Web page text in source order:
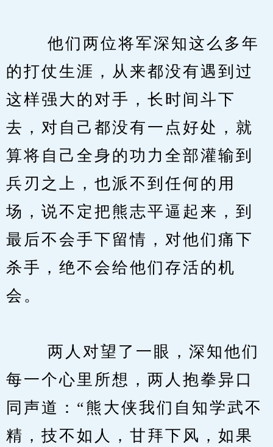
他们两位将军深知这么多年
的打仗生涯，从来都没有遇到过
这样强大的对手，长时间斗下
去，对自己都没有一点好处，就
算将自己全身的功力全部灌输到
兵刃之上，也派不到任何的用
场，说不定把熊志平逼起来，到
最后不会手下留情，对他们痛下
杀手，绝不会给他们存活的机
会。
两人对望了一眼，深知他们
每一个心里所想，两人抱拳异口
同声道：“熊大侠我们自知学武不
精，技不如人，甘拜下风，如果